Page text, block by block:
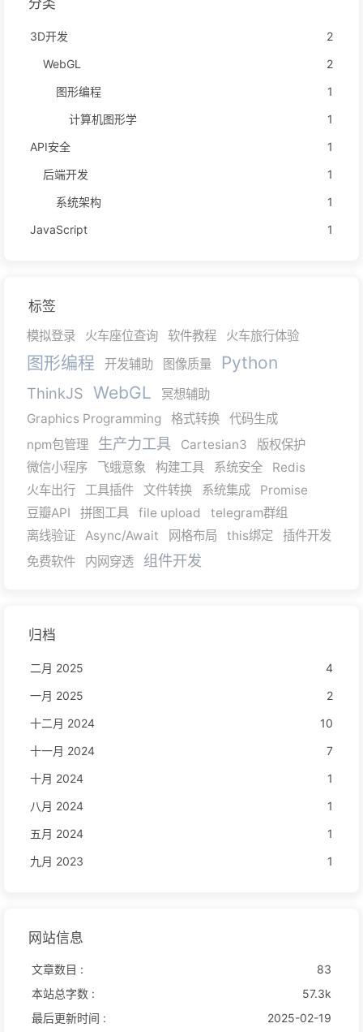
分类
3D开发
2
WebGL
2
图形编程
1
计算机图形学
1
API安全
1
后端开发
1
系统架构
1
JavaScript
1
标签
模拟登录 火车座位查询 软件教程 火车旅行体验
图形编程 开发辅助 图像质量 Python
ThinkJS WebGL
冥想辅助
Graphics Programming
格式转换
代码生成
npm包管理
生产力工具 Cartesian3
版权保护
微信小程序
飞蛾意象 构建工具 系统安全
Redis
火车出行
工具插件 文件转换 系统集成
Promise
豆瓣API
拼图工具 file upload
telegram群组
离线验证
Async/Await 网格布局 this绑定
插件开发
免费软件
内网穿透 组件开发
归档
二月 2025
4
一月 2025
2
十二月 2024
10
十一月 2024
7
十月 2024
1
八月 2024
1
五月 2024
1
九月 2023
1
网站信息
文章数目 :
83
本站总字数 :
57.3k
最后更新时间 :
2025-02-19